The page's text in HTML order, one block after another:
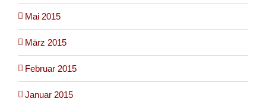
Mai 2015
März 2015
Februar 2015
Januar 2015